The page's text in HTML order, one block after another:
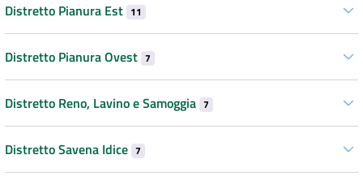
Distretto Pianura Est 11
Distretto Pianura Ovest 7
Distretto Reno, Lavino e Samoggia 7
Distretto Savena Idice 7